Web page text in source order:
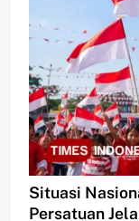
Situasi
Persatuan